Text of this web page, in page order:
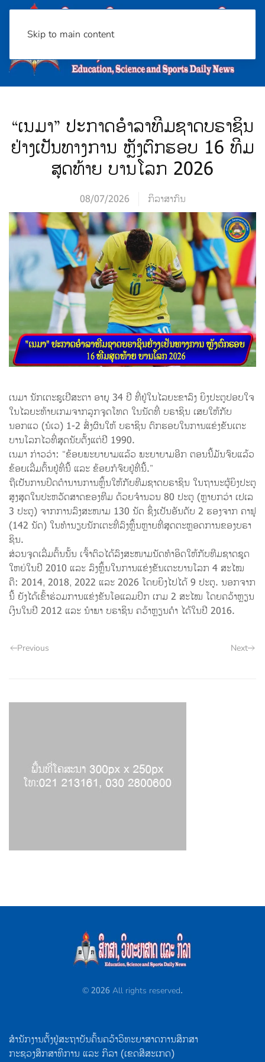
Skip to main content
“ເນມາ” ປະກາດອຳລາທີມຊາດບຣາຊິນ
ຢ່າງເປັນທາງການ ຫຼັງຕົກຮອບ 16 ທີມ
ສຸດທ້າຍ ບານໂລກ 2026
08/07/2026 ກິລາສາກົນ
ເນມາ ນັກເຕະຊູເປີສະຕາ ອາຍຸ 34 ປີ ທີ່ຢູ່ໃນໄລຍະຂາລົງ ຍິງປະຕູປອບໃຈ
ໃນໄລຍະທ້າຍເກມຈາກລູກຈຸດໂທດ ໃນນັດທີ່ ບຣາຊິນ ເສຍໃຫ້ກັບ
ນອກແວ (ນໍເວ) 1-2 ສົ່ງຜົນໃຫ້ ບຣາຊິນ ຕົກຮອບໃນການແຂ່ງຂັນເຕະ
ບານໂລກໄວທີ່ສຸດນັບຕັ້ງແຕ່ປີ 1990.
ເນມາ ກ່າວວ່າ: “ຂ້ອຍພະຍາຍາມແລ້ວ ພະຍາຍາມອີກ ຕອນນີ້ມັນຈົບແລ້ວ
ຂ້ອຍເລີ່ມຕົ້ນຢູ່ທີ່ນີ້ ແລະ ຂ້ອຍກໍຈົບຢູ່ທີ່ນີ້.”
ຖືເປັນການປິດຕຳນານການຫຼິ້ນໃຫ້ກັບທີມຊາດບຣາຊິນ ໃນຖານະຜູ້ຍິງປະຕູ
ສູງສຸດໃນປະຫວັດສາດຂອງທີມ ດ້ວຍຈຳນວນ 80 ປະຕູ (ຫຼາຍກວ່າ ເປເລ
3 ປະຕູ) ຈາກການລົງສະໜາມ 130 ນັດ ຊຶ່ງເປັນອັນດັບ 2 ຮອງຈາກ ຄາຟູ
(142 ນັດ) ໃນທຳນຽບນັກເຕະທີ່ລົງຫຼິ້ນຫຼາຍທີ່ສຸດຕະຫຼອດການຂອງບຣາ
ຊິນ.
ສ່ວນຈຸດເລີ່ມຕົ້ນນັ້ນ ເຈົ້າຕົວໄດ້ລົງສະໜາມນັດທຳອິດໃຫ້ກັບທີມຊາດຊຸດ
ໃຫຍ່ໃນປີ 2010 ແລະ ລົງຫຼິ້ນໃນການແຂ່ງຂັນເຕະບານໂລກ 4 ສະໄໝ
ຄື: 2014, 2018, 2022 ແລະ 2026 ໂດຍຍິງໄປໄດ້ 9 ປະຕູ. ນອກຈາກ
ນີ້ ຍັງໄດ້ເຂົ້າຮ່ວມການແຂ່ງຂັນໂອແລມປິກ ເກມ 2 ສະໄໝ ໂດຍຄວ້າຫຼຽນ
ເງິນໃນປີ 2012 ແລະ ນຳພາ ບຣາຊິນ ຄວ້າຫຼຽນຄຳ ໄດ້ໃນປີ 2016.
Previous Next
©2026All rights reserved.
ສຳນັກງານຕັ້ງຢູ່ສະຖາບັນຄົ້ນຄວ້າວິທະຍາສາດການສຶກສາ
ກະຊວງສຶກສາທິການ ແລະ ກິລາ (ເຂດສີສະເກດ)